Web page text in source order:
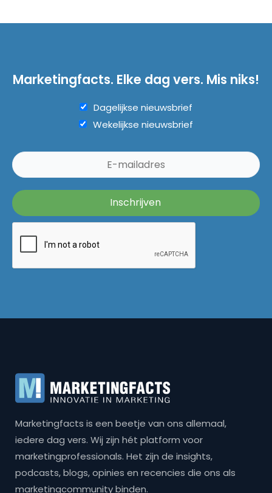
Marketingfacts. Elke dag vers. Mis niks!
Dagelijkse nieuwsbrief
Wekelijkse nieuwsbrief
Marketingfacts is een beetje van ons allemaal,
iedere dag vers. Wij zijn hét platform voor
marketingprofessionals. Het zijn de insights,
podcasts, blogs, opinies en recencies die ons als
marketingcommunity binden.